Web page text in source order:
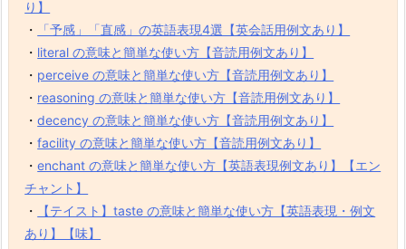
り】
・
「予感」「直感」の英語表現4選【英会話用例文あり】
・ literal の意味と簡単な使い方【音読用例文あり】
・ perceive の意味と簡単な使い方【音読用例文あり】
・ reasoning の意味と簡単な使い方【音読用例文あり】
・decency の意味と簡単な使い方【音読用例文あり】
・facility の意味と簡単な使い方【音読用例文あり】
・enchant の意味と簡単な使い方【英語表現例文あり】【エン
チャント】
・
【テイスト】taste の意味と簡単な使い方【英語表現・例文
あり】【味】